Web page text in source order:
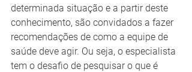
determinada situação e a partir deste
conhecimento, são convidados a fazer
recomendações de como a equipe de
saúde deve agir. Ou seja, o especialista
tem o desafio de pesquisar o que é